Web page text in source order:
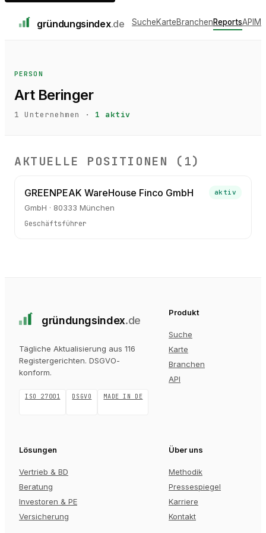
gründungsindex.de SucheKarteBranchenReportsAPI
PERSON
Art Beringer
1 Unternehmen · 1 aktiv
AKTUELLE POSITIONEN ( 1)
GREENPEAK WareHouse Finco GmbH
GmbH · 80333 München
aktiv
Geschäftsführer
gründungsindex.de
Tägliche Aktualisierung aus 116
Registergerichten. DSGVO-
konform.
ISO 27001 DSGVO MADE IN DE
Produkt
Suche
Karte
Branchen
API
Lösungen
Vertrieb & BD
Beratung
Investoren & PE
Versicherung
Über uns
Methodik
Pressespiegel
Karriere
Kontakt